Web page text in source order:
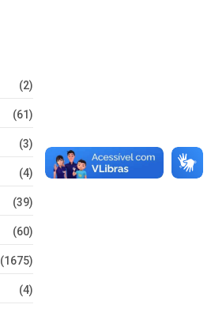
(2)
(61)
(3)
(4)
(39)
(60)
(1675)
(4)